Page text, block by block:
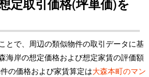
定取引価格(坪単価)を
とで、周辺の類似物件の取引データに基
海岸の想定価格および想定家賃の評価額
の価格および家賃算定は大森本町のマン